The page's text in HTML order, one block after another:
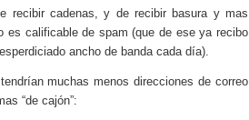
recibir cadenas, y de recibir basura y mas
es calificable de spam (que de ese ya recibo
ancho de banda cada día).
muchas menos direcciones de correo
“de cajón”: